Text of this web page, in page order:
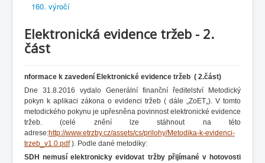
160. výročí
Elektronická evidence tržeb - 2.
část
nformace k zavedení Elektronické evidence tržeb ( 2.část)
Dne 31.8.2016 vydalo Generální finanční ředitelství Metodický
pokyn k aplikaci zákona o evidenci tržeb ( dále „ZoET„). V tomto
metodického pokynu je upřesněna povinnost elektronické evidence
tržeb. (celé znění lze stáhnout na této
adrese:http://www.etrzby.cz/assets/cs/prilohy/Metodika-k-evidenci-
trzeb_v1.0.pdf). Podle dané metodiky:
SDH nemusí elektronicky evidovat tržby přijímané v hotovosti